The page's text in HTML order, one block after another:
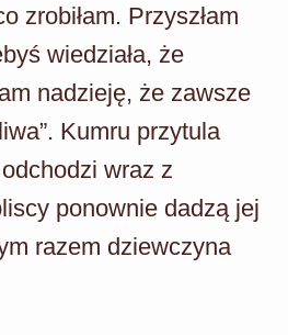
zrobiłam. Przyszłam
wiedziała, że
nadzieję, że zawsze
Kumru przytula
wraz z
ponownie dadzą jej
razem dziewczyna